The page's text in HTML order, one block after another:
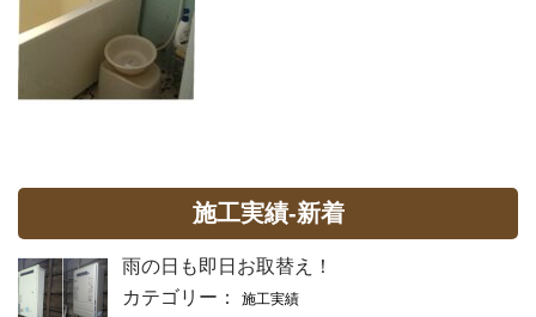
施工実績-新着
雨の日も即日お取替え！
カテゴリー：
施工実績